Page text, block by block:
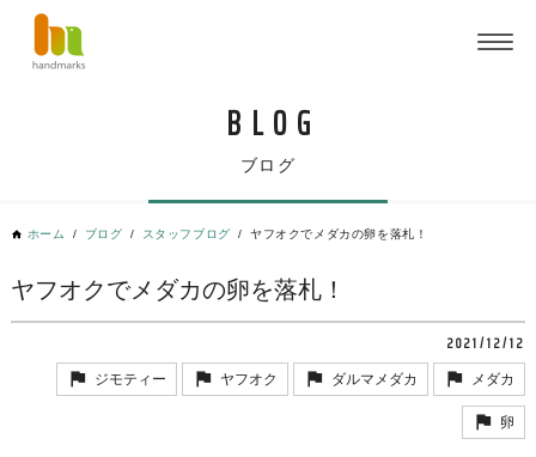
ブログ
ホーム ブログ スタッフブログ ヤフオクでメダカの卵を落札！
ヤフオクでメダカの卵を落札！
2021/12/12
ジモティー ヤフオク ダルマメダカ メダカ
卵